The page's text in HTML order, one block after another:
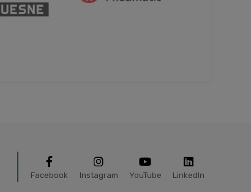
Facebook Instagram YouTube LinkedIn